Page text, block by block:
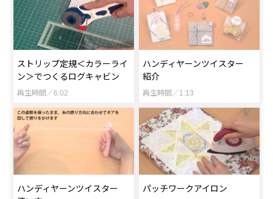
ストリップ定規＜カラーライ
ン＞でつくるログキャビン
再生時間／6:02
ハンディヤーンツイスター
紹介
再生時間／1:13
ハンディヤーンツイスター
パッチワークアイロン